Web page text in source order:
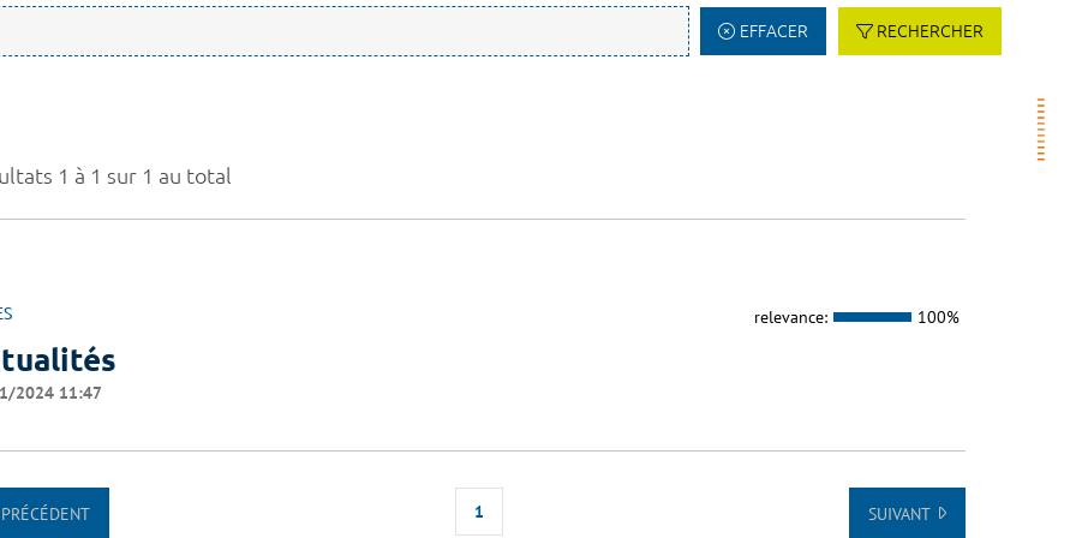
EFFACER RECHERCHER
1 à 1 sur 1 au total
relevance: 100%
2024 11:47
1 SUIVANT